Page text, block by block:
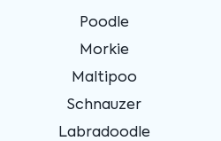
Poodle
Morkie
Maltipoo
Schnauzer
Labradoodle